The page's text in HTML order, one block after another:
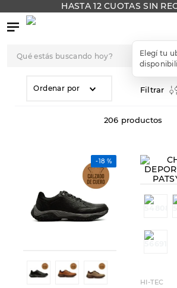
HASTA 12 CUOTAS SIN
.
Ordenar por Filtrar
206 productos
-18 %
HI-TEC